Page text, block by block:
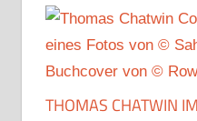
THOMAS CHATWIN